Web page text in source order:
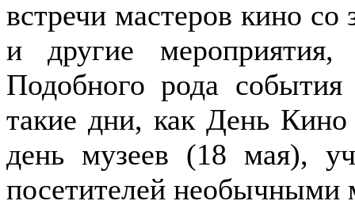
встречи мастеров кино со
и другие мероприятия,
Подобного рода
такие дни, как День
день музеев (18 мая),
посетителей